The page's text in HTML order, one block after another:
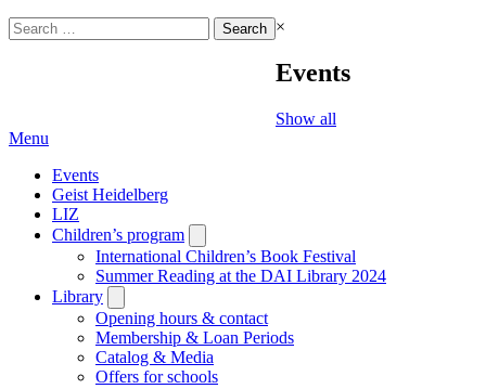
Search
for:
×
Events
Show all
Menu
Events
Geist Heidelberg
LIZ
Children’s program
submenu
International Children’s Book Festival
Summer Reading at the DAI Library 2024
Library
submenu
Opening hours & contact
Membership & Loan Periods
Catalog & Media
Offers for schools